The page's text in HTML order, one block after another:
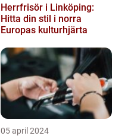
Herrfrisör i Linköping:
Hitta din stil i norra
Europas kulturhjärta
05 april 2024